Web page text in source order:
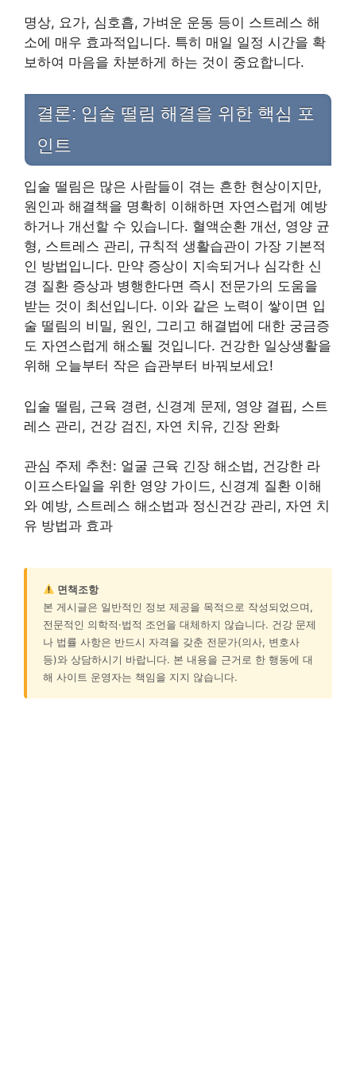
명상, 요가, 심호흡, 가벼운 운동 등이 스트레스 해
소에 매우 효과적입니다. 특히 매일 일정 시간을 확
보하여 마음을 차분하게 하는 것이 중요합니다.
결론: 입술 떨림 해결을 위한 핵심 포
인트
입술 떨림은 많은 사람들이 겪는 흔한 현상이지만,
원인과 해결책을 명확히 이해하면 자연스럽게 예방
하거나 개선할 수 있습니다. 혈액순환 개선, 영양 균
형, 스트레스 관리, 규칙적 생활습관이 가장 기본적
인 방법입니다. 만약 증상이 지속되거나 심각한 신
경 질환 증상과 병행한다면 즉시 전문가의 도움을
받는 것이 최선입니다. 이와 같은 노력이 쌓이면 입
술 떨림의 비밀, 원인, 그리고 해결법에 대한 궁금증
도 자연스럽게 해소될 것입니다. 건강한 일상생활을
위해 오늘부터 작은 습관부터 바꿔보세요!
입술 떨림, 근육 경련, 신경계 문제, 영양 결핍, 스트
레스 관리, 건강 검진, 자연 치유, 긴장 완화
관심 주제 추천: 얼굴 근육 긴장 해소법, 건강한 라
이프스타일을 위한 영양 가이드, 신경계 질환 이해
와 예방, 스트레스 해소법과 정신건강 관리, 자연 치
유 방법과 효과
면책조항
본 게시글은 일반적인 정보 제공을 목적으로 작성되었으며,
전문적인 의학적·법적 조언을 대체하지 않습니다. 건강 문제
나 법률 사항은 반드시 자격을 갖춘 전문가(의사, 변호사
등)와 상담하시기 바랍니다. 본 내용을 근거로 한 행동에 대
해 사이트 운영자는 책임을 지지 않습니다.